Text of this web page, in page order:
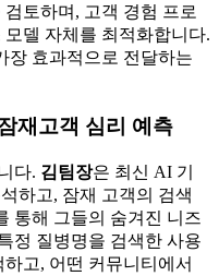
토하며, 고객 경험 프로
델 자체를 최적화합니다.
장 효과적으로 전달하는
재고객 심리 예측
다. 김팀장은 최신 AI 기
하고, 잠재 고객의 검색
통해 그들의 숨겨진 니즈
정 질병명을 검색한 사용
고, 어떤 커뮤니티에서